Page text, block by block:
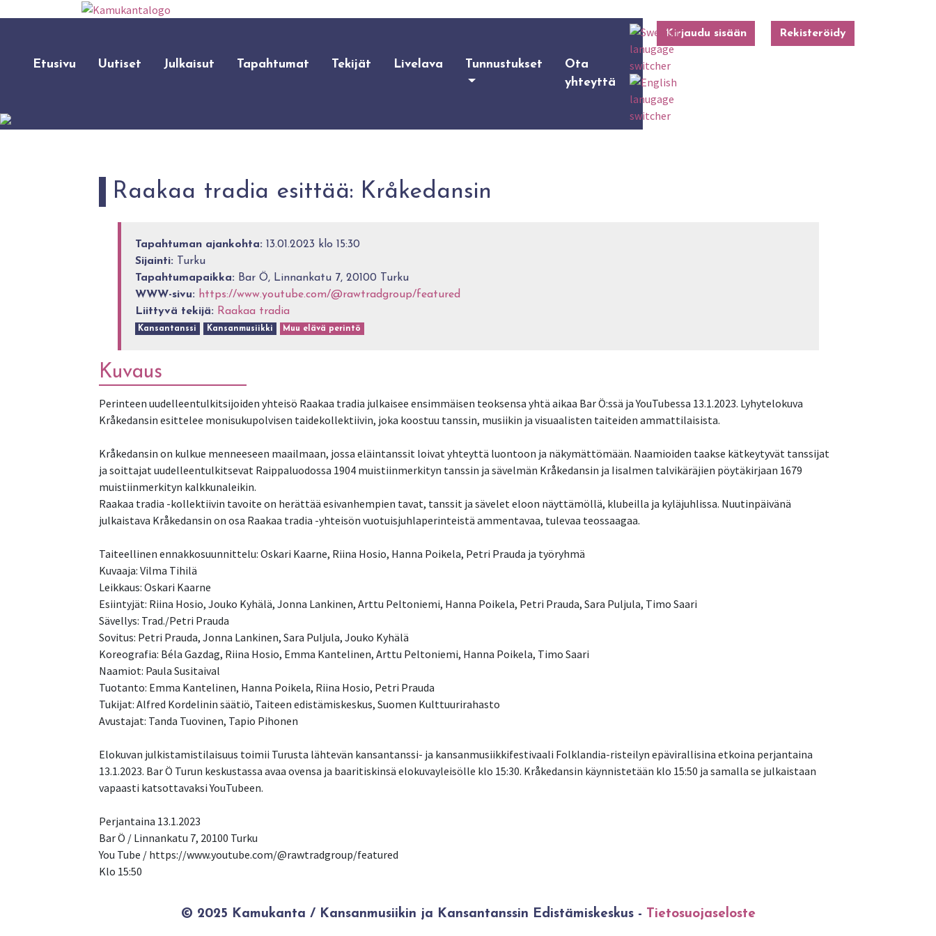
Kirjaudu sisään Rekisteröidy
Etusivu Uutiset Julkaisut Tapahtumat Tekijät Livelava Tunnustukset
Ota
yhteyttä
Raakaa tradia esittää: Kråkedansin
Tapahtuman ajankohta: 13.01.2023 klo 15:30
Sijainti: Turku
Tapahtumapaikka: Bar Ö, Linnankatu 7, 20100 Turku
WWW-sivu: https://www.youtube.com/@rawtradgroup/featured
Liittyvä tekijä: Raakaa tradia
Kansantanssi Kansanmusiikki Muu elävä perintö
Kuvaus
Perinteen uudelleentulkitsijoiden yhteisö Raakaa tradia julkaisee ensimmäisen teoksensa yhtä aikaa Bar Ö:ssä ja YouTubessa 13.1.2023. Lyhytelokuva
Kråkedansin esittelee monisukupolvisen taidekollektiivin, joka koostuu tanssin, musiikin ja visuaalisten taiteiden ammattilaisista.
Kråkedansin on kulkue menneeseen maailmaan, jossa eläintanssit loivat yhteyttä luontoon ja näkymättömään. Naamioiden taakse kätkeytyvät tanssijat
ja soittajat uudelleentulkitsevat Raippaluodossa 1904 muistiinmerkityn tanssin ja sävelmän Kråkedansin ja Iisalmen talvikäräjien pöytäkirjaan 1679
muistiinmerkityn kalkkunaleikin.
Raakaa tradia -kollektiivin tavoite on herättää esivanhempien tavat, tanssit ja sävelet eloon näyttämöllä, klubeilla ja kyläjuhlissa. Nuutinpäivänä
julkaistava Kråkedansin on osa Raakaa tradia -yhteisön vuotuisjuhlaperinteistä ammentavaa, tulevaa teossaagaa.
Taiteellinen ennakkosuunnittelu: Oskari Kaarne, Riina Hosio, Hanna Poikela, Petri Prauda ja työryhmä
Kuvaaja: Vilma Tihilä
Leikkaus: Oskari Kaarne
Esiintyjät: Riina Hosio, Jouko Kyhälä, Jonna Lankinen, Arttu Peltoniemi, Hanna Poikela, Petri Prauda, Sara Puljula, Timo Saari
Sävellys: Trad./Petri Prauda
Sovitus: Petri Prauda, Jonna Lankinen, Sara Puljula, Jouko Kyhälä
Koreografia: Béla Gazdag, Riina Hosio, Emma Kantelinen, Arttu Peltoniemi, Hanna Poikela, Timo Saari
Naamiot: Paula Susitaival
Tuotanto: Emma Kantelinen, Hanna Poikela, Riina Hosio, Petri Prauda
Tukijat: Alfred Kordelinin säätiö, Taiteen edistämiskeskus, Suomen Kulttuurirahasto
Avustajat: Tanda Tuovinen, Tapio Pihonen
Elokuvan julkistamistilaisuus toimii Turusta lähtevän kansantanssi- ja kansanmusiikkifestivaali Folklandia-risteilyn epävirallisina etkoina perjantaina
13.1.2023. Bar Ö Turun keskustassa avaa ovensa ja baaritiskinsä elokuvayleisölle klo 15:30. Kråkedansin käynnistetään klo 15:50 ja samalla se julkaistaan
vapaasti katsottavaksi YouTubeen.
Perjantaina 13.1.2023
Bar Ö / Linnankatu 7, 20100 Turku
You Tube / https://www.youtube.com/@rawtradgroup/featured
Klo 15:50
© 2025 Kamukanta / Kansanmusiikin ja Kansantanssin Edistämiskeskus - Tietosuojaseloste